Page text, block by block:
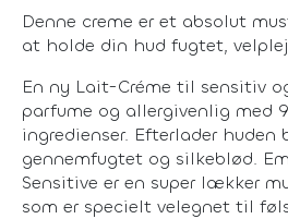
Denne creme er et absolut
at holde din hud fugtet,
En ny Lait-Créme til sensitiv
parfume og allergivenlig med
ingredienser. Efterlader huden
gennemfugtet og silkeblød.
Sensitive er en super lækker
som er specielt velegnet til